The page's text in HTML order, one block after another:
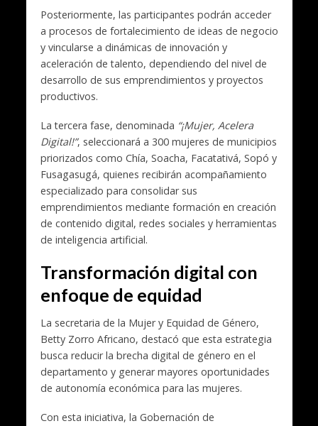
Posteriormente, las participantes podrán acceder
a procesos de fortalecimiento de ideas de negocio
y vincularse a dinámicas de innovación y
aceleración de talento, dependiendo del nivel de
desarrollo de sus emprendimientos y proyectos
productivos.
La tercera fase, denominada “¡Mujer, Acelera
Digital!”, seleccionará a 300 mujeres de municipios
priorizados como Chía, Soacha, Facatativá, Sopó y
Fusagasugá, quienes recibirán acompañamiento
especializado para consolidar sus
emprendimientos mediante formación en creación
de contenido digital, redes sociales y herramientas
de inteligencia artificial.
Transformación digital con
enfoque de equidad
La secretaria de la Mujer y Equidad de Género,
Betty Zorro Africano, destacó que esta estrategia
busca reducir la brecha digital de género en el
departamento y generar mayores oportunidades
de autonomía económica para las mujeres.
Con esta iniciativa, la Gobernación de